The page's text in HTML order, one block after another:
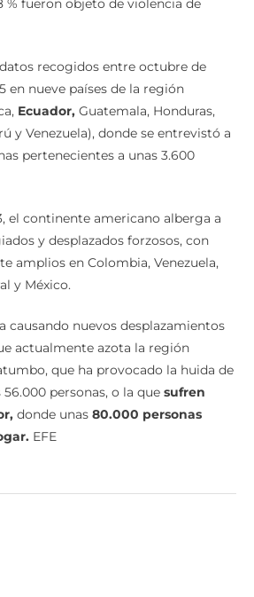
% fueron objeto de violencia de
recogidos entre octubre de
en nueve países de la región
Ecuador, Guatemala, Honduras,
y Venezuela), donde se entrevistó a
pertenecientes a unas 3.600
el continente americano alberga a
y desplazados forzosos, con
amplios en Colombia, Venezuela,
y México.
causando nuevos desplazamientos
actualmente azota la región
que ha provocado la huida de
personas, o la que sufren
donde unas 80.000 personas
EFE